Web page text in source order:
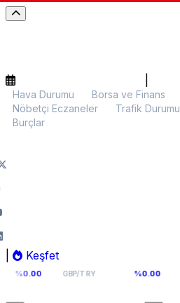
Hava Durumu Borsa ve Finans
Nöbetçi Eczaneler
Trafik Durumu
Burçlar
Keşfet
GBP/TRY 64,2936 %0.00 Gram Altın